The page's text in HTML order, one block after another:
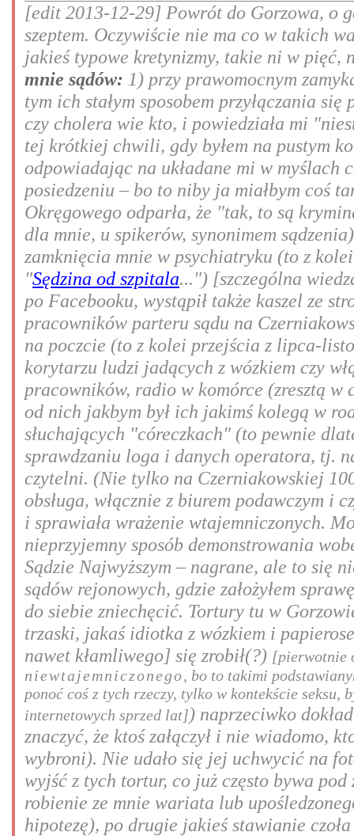
[edit 2013-12-29] Powrót do Gorzowa, o
szeptem. Oczywiście nie ma co w takich
jakieś typowe kretynizmy, takie ni w pięć,
mnie sądów: 1) przy prawomocnym
tym ich stałym sposobem przyłączania
czy cholera wie kto, i powiedziała mi
tej krótkiej chwili, gdy byłem na pustym
odpowiadając na układane mi w myślach
posiedzeniu – bo to niby ja miałbym coś
Okręgowego odparła, że "tak, to są
dla mnie, u spikerów, synonimem
zamknięcia mnie w psychiatryku (to z
"Sędzina od szpitala...") [szczególna
po Facebooku, wystąpił także kaszel ze
pracowników parteru sądu na
na poczcie (to z kolei przejścia z lipca-
korytarzu ludzi jadących z wózkiem czy
pracowników, radio w komórce (zresztą w
od nich jakbym był ich jakimś kolegą w
słuchających "córeczkach" (to pewnie
sprawdzaniu loga i danych operatora, tj.
czytelni. (Nie tylko na Czerniakowskiej
obsługa, włącznie z biurem podawczym i
i sprawiała wrażenie wtajemniczonych.
nieprzyjemny sposób demonstrowania
Sądzie Najwyższym – nagrane, ale to się
sądów rejonowych, gdzie założyłem
do siebie zniechęcić. Tortury tu w
trzaski, jakaś idiotka z wózkiem i
nawet kłamliwego] się zrobił(?) [pierwotnie
niewtajemniczonego, bo to takimi
ponoć coś z tych rzeczy, tylko w kontekście seksu,
internetowych sprzed lat]) naprzeciwko
znaczyć, że ktoś załączył i nie wiadomo,
wybroni). Nie udało się jej uchwycić na
wyjść z tych tortur, co już często bywa
robienie ze mnie wariata lub
hipotezę), po drugie jakieś stawianie